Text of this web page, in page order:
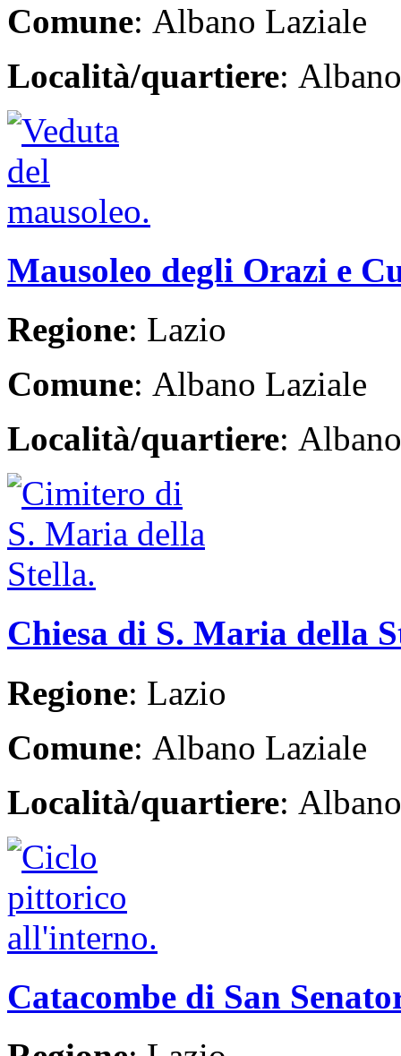
Comune: Albano Laziale
Località/quartiere:
Mausoleo degli Orazi e
Regione: Lazio
Comune: Albano Laziale
Località/quartiere:
Chiesa di S. Maria della
Regione: Lazio
Comune: Albano Laziale
Località/quartiere:
Catacombe di San